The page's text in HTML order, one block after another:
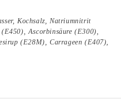
Kochsalz, Natriumnitrit
Ascorbinsäure (E300),
(E28M), Carrageen (E407),